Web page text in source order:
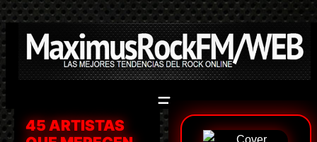
Saltar
al
contenido
45 ARTISTAS